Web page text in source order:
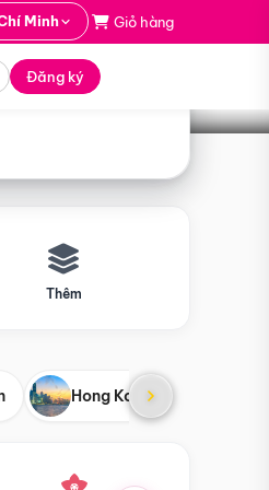
Minh Giỏ hàng
Đăng ký
Tìm tour
Thêm
Hong Kong